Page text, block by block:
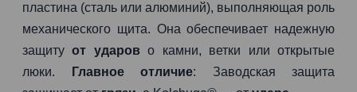
пластина (сталь или алюминий), выполняющая роль
механического щита. Она обеспечивает надежную
защитуот ударов о камни, ветки или открытые
люки.
Главное отличие: Заводская защита